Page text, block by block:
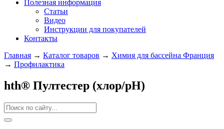
Полезная информация
Статьи
Видео
Инструкции для покупателей
Контакты
Главная → Каталог товаров → Химия для бассейна Франция
→ Профилактика
hth® Пултестер (хлор/pH)